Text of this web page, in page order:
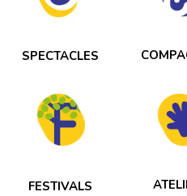
SPECTACLES
FESTIVALS